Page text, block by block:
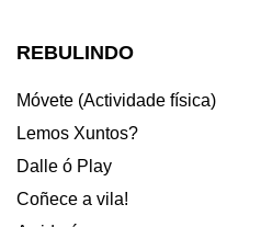
REBULINDO
Móvete (Actividade física)
Lemos Xuntos?
Dalle ó Play
Coñece a vila!